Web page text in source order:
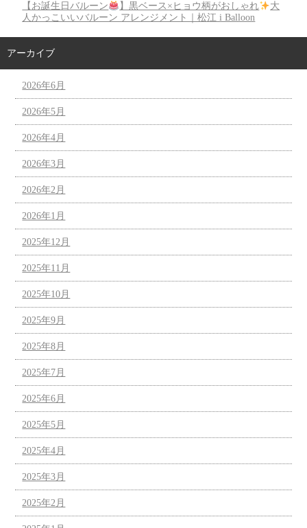
【お誕生日バルーン 】黒ベース×ヒョウ柄がおしゃれ
大
人かっこいいバルーン アレンジメント｜松江 i Balloon
アーカイブ
2026年6月
2026年5月
2026年4月
2026年3月
2026年2月
2026年1月
2025年12月
2025年11月
2025年10月
2025年9月
2025年8月
2025年7月
2025年6月
2025年5月
2025年4月
2025年3月
2025年2月